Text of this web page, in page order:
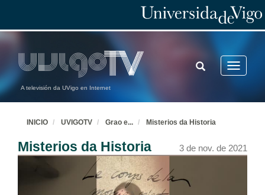
A televisión da UVigo en Internet
Toggle
TOGGLE
SEARCH
INICIO UVIGOTV Grao e... Misterios da Historia
Misterios da Historia 3 de nov. de 2021